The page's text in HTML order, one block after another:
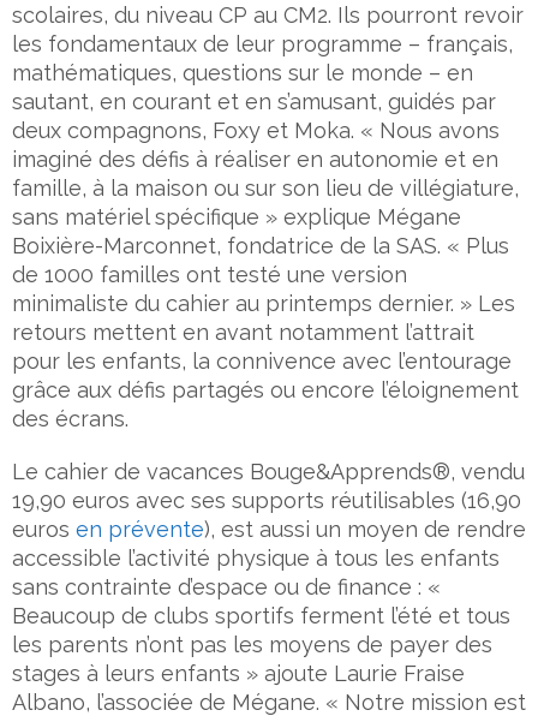
scolaires, du niveau CP au CM2. Ils pourront revoir
les fondamentaux de leur programme – français,
mathématiques, questions sur le monde – en
sautant, en courant et en s’amusant, guidés par
deux compagnons, Foxy et Moka. « Nous avons
imaginé des défis à réaliser en autonomie et en
famille, à la maison ou sur son lieu de villégiature,
sans matériel spécifique » explique Mégane
Boixière-Marconnet, fondatrice de la SAS. « Plus
de 1000 familles ont testé une version
minimaliste du cahier au printemps dernier. » Les
retours mettent en avant notamment l’attrait
pour les enfants, la connivence avec l’entourage
grâce aux défis partagés ou encore l’éloignement
des écrans.
Le cahier de vacances Bouge&Apprends®, vendu
19,90 euros avec ses supports réutilisables (16,90
euros en prévente), est aussi un moyen de rendre
accessible l’activité physique à tous les enfants
sans contrainte d’espace ou de finance : «
Beaucoup de clubs sportifs ferment l’été et tous
les parents n’ont pas les moyens de payer des
stages à leurs enfants » ajoute Laurie Fraise
Albano, l’associée de Mégane. « Notre mission est